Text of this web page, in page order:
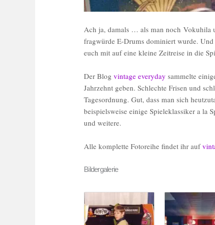
Ach ja, damals … als man noch Vokuhila
fragwürde E-Drums dominiert wurde.
euch mit auf eine kleine Zeitreise in die
Der Blogvintage everyday sammelte
Jahrzehnt geben. Schlechte Frisen und
Tagesordnung. Gut, dass man sich
beispielsweise einige Spieleklassiker a la
und weitere.
Alle komplette Fotoreihe findet ihr auf
Bildergalerie